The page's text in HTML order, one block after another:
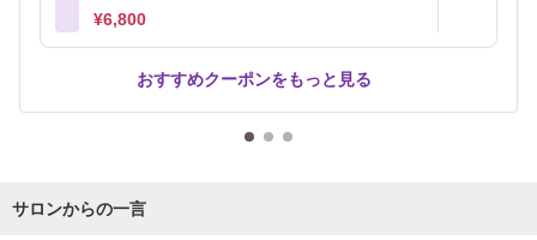
¥6,800
おすすめクーポンをもっと見る
サロンからの一言